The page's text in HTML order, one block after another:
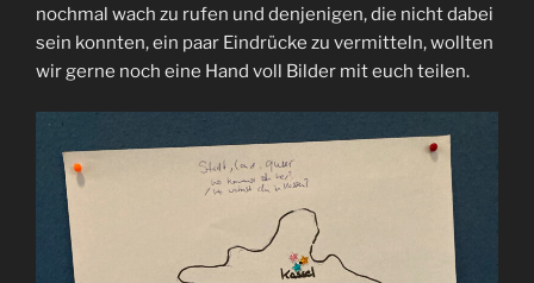
nochmal wach zu rufen und denjenigen, die nicht dabei
sein konnten, ein paar Eindrücke zu vermitteln, wollten
wir gerne noch eine Hand voll Bilder mit euch teilen.